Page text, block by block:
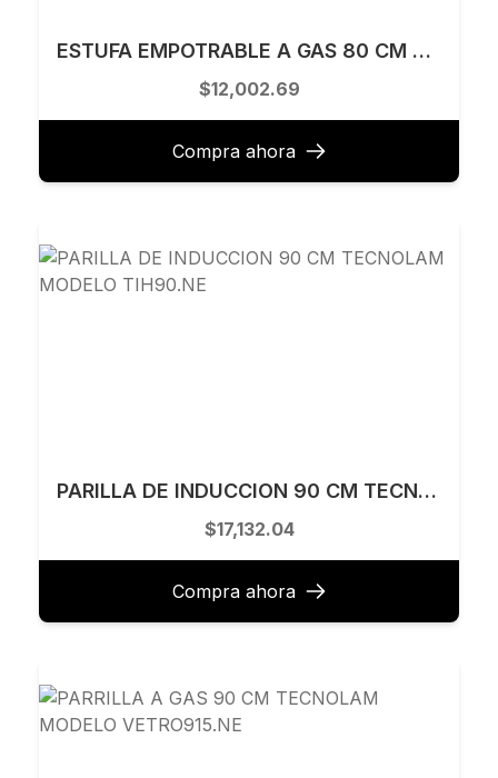
ESTUFA EMPOTRABLE A GAS 80 CM ACROS MODELO ABR4120G
$12,002.69
Compra ahora
PARILLA DE INDUCCION 90 CM TECNOLAM MODELO TIH90.NE
$17,132.04
Compra ahora